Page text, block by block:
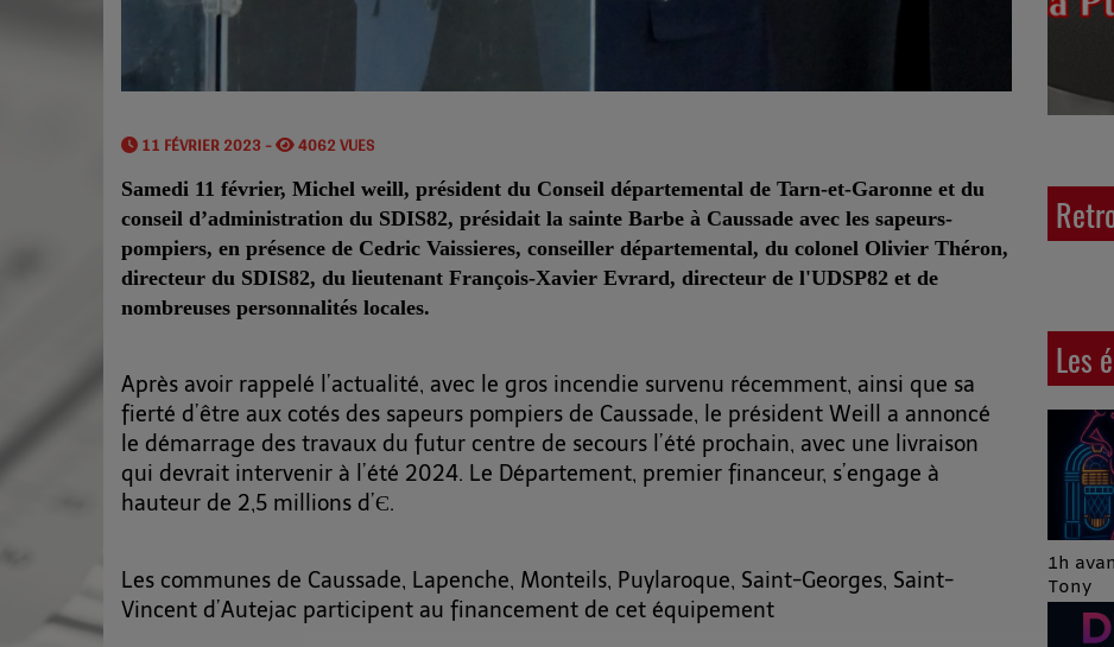
11 FÉVRIER 2023 - 4062 VUES
Samedi 11 février, Michel weill, président du Conseil départemental de Tarn-et-Garonne et du
conseil d’administration du SDIS82, présidait la sainte Barbe à Caussade avec les sapeurs-
pompiers, en présence de Cedric Vaissieres, conseiller départemental, du colonel Olivier Théron,
directeur du SDIS82, du lieutenant François-Xavier Evrard, directeur de l'UDSP82 et de
nombreuses personnalités locales.
Après avoir rappelé l’actualité, avec le gros incendie survenu récemment, ainsi que sa
fierté d’être aux cotés des sapeurs pompiers de Caussade, le président Weill a annoncé
le démarrage des travaux du futur centre de secours l’été prochain, avec une livraison
qui devrait intervenir à l’été 2024. Le Département, premier financeur, s’engage à
hauteur de 2,5 millions d’Є.
Les communes de Caussade, Lapenche, Monteils, Puylaroque, Saint-Georges, Saint-
Vincent d’Autejac participent au financement de cet équipement
Les
Proposée par Jean
1h avant
Tony